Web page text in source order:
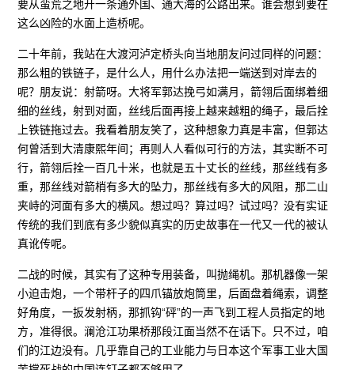
要从蛮荒之地开一条通外国、通大海的公路出来。谁会想到要在
这么凶险的水面上造桥呢。
二十年前，我站在大渡河泸定桥头向当地朋友问过同样的问题：
那么粗的铁链子，是什么人，用什么办法把一端送到对岸去的
呢？朋友说：射箭呀。大将军郭达挽弓如满月，箭翎后面绑着细
细的丝线，射到对面，丝线后面再接上越来越粗的绳子，最后拴
上铁链拖过去。我看着朋友笑了，这种想象力真是丰富，但郭达
何曾活到大清康熙年间；再则人人看似可行的方法，其实断不可
行，箭翎后拴一百几十米，也就是五十丈长的丝线，那丝线有多
重，那丝线对箭梢有多大的坠力，那丝线有多大的风阻，那二山
夹峙的河面有多大的横风。想过吗？算过吗？试过吗？没有实证
传统的我们到底有多少貌似真实的历史故事在一代又一代的被认
真讹传呢。
二战的时候，其实有了这种专用装备，叫抛绳机。那机器像一架
小迫击炮，一个带杆子的四爪锚放炮筒里，后面盘着绳索，调整
好角度，一扳发射柄，那抓钩“砰”的一声飞到工程人员指定的地
方，准得很。澜沧江功果桥那段江面当然不在话下。只不过，咱
们的江边没有。几乎靠自己的工业能力与日本这个军事工业大国